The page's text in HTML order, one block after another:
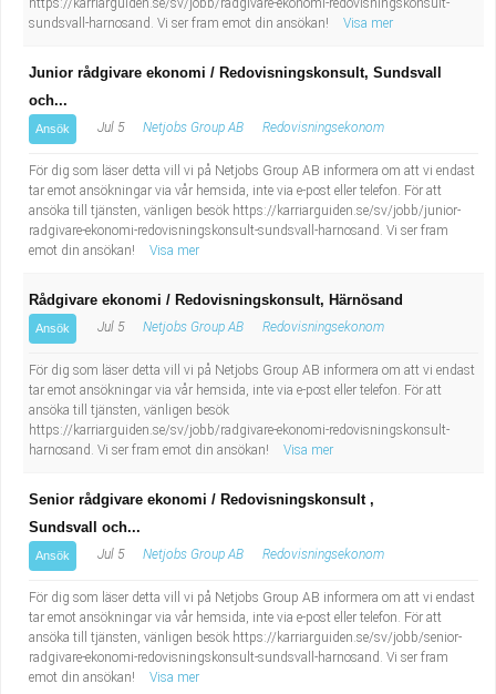
https://karriarguiden.se/sv/jobb/radgivare-ekonomi-redovisningskonsult-
sundsvall-harnosand. Vi ser fram emot din ansökan!
Visa mer
Junior rådgivare ekonomi / Redovisningskonsult, Sundsvall
och...
Ansök Jul 5 Netjobs Group AB Redovisningsekonom
För dig som läser detta vill vi på Netjobs Group AB informera om att vi endast
tar emot ansökningar via vår hemsida, inte via e-post eller telefon. För att
ansöka till tjänsten, vänligen besök https://karriarguiden.se/sv/jobb/junior-
radgivare-ekonomi-redovisningskonsult-sundsvall-harnosand. Vi ser fram
emot din ansökan!
Visa mer
Rådgivare ekonomi / Redovisningskonsult, Härnösand
Ansök Jul 5 Netjobs Group AB Redovisningsekonom
För dig som läser detta vill vi på Netjobs Group AB informera om att vi endast
tar emot ansökningar via vår hemsida, inte via e-post eller telefon. För att
ansöka till tjänsten, vänligen besök
https://karriarguiden.se/sv/jobb/radgivare-ekonomi-redovisningskonsult-
harnosand. Vi ser fram emot din ansökan!
Visa mer
Senior rådgivare ekonomi / Redovisningskonsult ,
Sundsvall och...
Ansök Jul 5 Netjobs Group AB Redovisningsekonom
För dig som läser detta vill vi på Netjobs Group AB informera om att vi endast
tar emot ansökningar via vår hemsida, inte via e-post eller telefon. För att
ansöka till tjänsten, vänligen besök https://karriarguiden.se/sv/jobb/senior-
radgivare-ekonomi-redovisningskonsult-sundsvall-harnosand. Vi ser fram
emot din ansökan!
Visa mer